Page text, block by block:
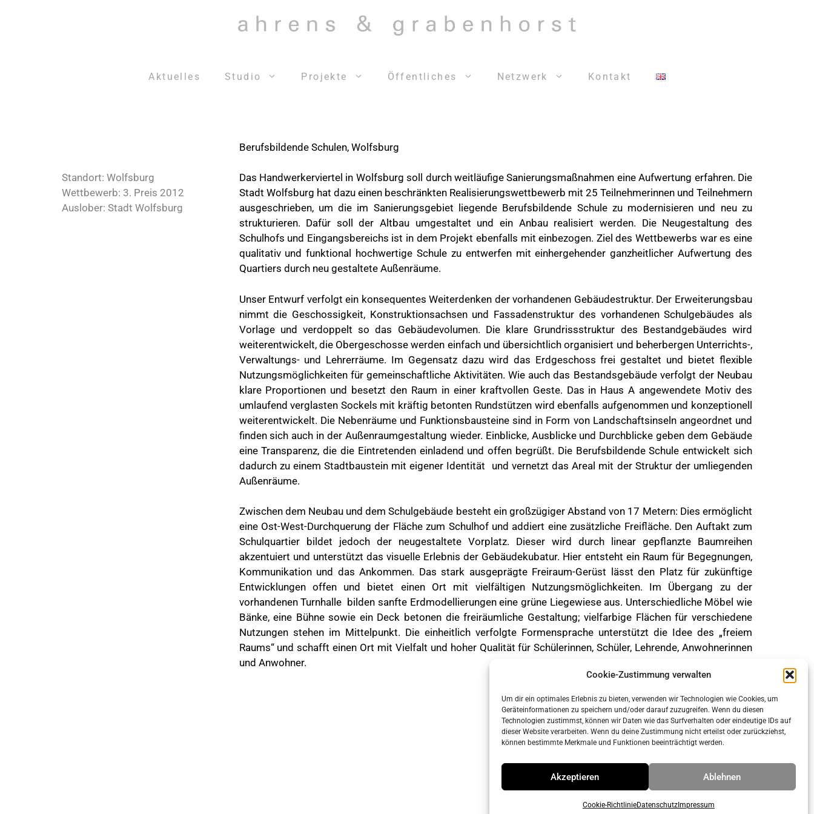
Cookie-Zustimmung verwalten
Um dir ein optimales Erlebnis zu bieten, verwenden wir Technologien wie Cookies, um
Geräteinformationen zu speichern und/oder darauf zuzugreifen. Wenn du diesen
Technologien zustimmst, können wir Daten wie das Surfverhalten oder eindeutige IDs auf
dieser Website verarbeiten. Wenn du deine Zustimmung nicht erteilst oder zurückziehst,
können bestimmte Merkmale und Funktionen beeinträchtigt werden.
Akzeptieren Ablehnen
Cookie-RichtlinieDatenschutzImpressum
Aktuelles Studio Projekte Öffentliches Netzwerk Kontakt
Standort: Wolfsburg
Wettbewerb: 3. Preis 2012
Auslober: Stadt Wolfsburg
Berufsbildende Schulen, Wolfsburg
Das Handwerkerviertel in Wolfsburg soll durch weitläufige Sanierungsmaßnahmen eine Aufwertung erfahren. Die
Stadt Wolfsburg hat dazu einen beschränkten Realisierungswettbewerb mit 25 Teilnehmerinnen und Teilnehmern
ausgeschrieben, um die im Sanierungsgebiet liegende Berufsbildende Schule zu modernisieren und neu zu
strukturieren. Dafür soll der Altbau umgestaltet und ein Anbau realisiert werden. Die Neugestaltung des
Schulhofs und Eingangsbereichs ist in dem Projekt ebenfalls mit einbezogen. Ziel des Wettbewerbs war es eine
qualitativ und funktional hochwertige Schule zu entwerfen mit einhergehender ganzheitlicher Aufwertung des
Quartiers durch neu gestaltete Außenräume.
Unser Entwurf verfolgt ein konsequentes Weiterdenken der vorhandenen Gebäudestruktur. Der Erweiterungsbau
nimmt die Geschossigkeit, Konstruktionsachsen und Fassadenstruktur des vorhandenen Schulgebäudes als
Vorlage und verdoppelt so das Gebäudevolumen. Die klare Grundrissstruktur des Bestandgebäudes wird
weiterentwickelt, die Obergeschosse werden einfach und übersichtlich organisiert und beherbergen Unterrichts-,
Verwaltungs- und Lehrerräume. Im Gegensatz dazu wird das Erdgeschoss frei gestaltet und bietet flexible
Nutzungsmöglichkeiten für gemeinschaftliche Aktivitäten. Wie auch das Bestandsgebäude verfolgt der Neubau
klare Proportionen und besetzt den Raum in einer kraftvollen Geste. Das in Haus A angewendete Motiv des
umlaufend verglasten Sockels mit kräftig betonten Rundstützen wird ebenfalls aufgenommen und konzeptionell
weiterentwickelt. Die Nebenräume und Funktionsbausteine sind in Form von Landschaftsinseln angeordnet und
finden sich auch in der Außenraumgestaltung wieder. Einblicke, Ausblicke und Durchblicke geben dem Gebäude
eine Transparenz, die die Eintretenden einladend und offen begrüßt. Die Berufsbildende Schule entwickelt sich
dadurch zu einem Stadtbaustein mit eigener Identität und vernetzt das Areal mit der Struktur der umliegenden
Außenräume.
Zwischen dem Neubau und dem Schulgebäude besteht ein großzügiger Abstand von 17 Metern: Dies ermöglicht
eine Ost-West-Durchquerung der Fläche zum Schulhof und addiert eine zusätzliche Freifläche. Den Auftakt zum
Schulquartier bildet jedoch der neugestaltete Vorplatz. Dieser wird durch linear gepflanzte Baumreihen
akzentuiert und unterstützt das visuelle Erlebnis der Gebäudekubatur. Hier entsteht ein Raum für Begegnungen,
Kommunikation und das Ankommen. Das stark ausgeprägte Freiraum-Gerüst lässt den Platz für zukünftige
Entwicklungen offen und bietet einen Ort mit vielfältigen Nutzungsmöglichkeiten. Im Übergang zu der
vorhandenen Turnhalle bilden sanfte Erdmodellierungen eine grüne Liegewiese aus. Unterschiedliche Möbel wie
Bänke, eine Bühne sowie ein Deck betonen die freiräumliche Gestaltung; vielfarbige Flächen für verschiedene
Nutzungen stehen im Mittelpunkt. Die einheitlich verfolgte Formensprache unterstützt die Idee des „freiem
Raums“ und schafft einen Ort mit Vielfalt und hoher Qualität für Schülerinnen, Schüler, Lehrende, Anwohnerinnen
und Anwohner.
Impressum
GeneratePress